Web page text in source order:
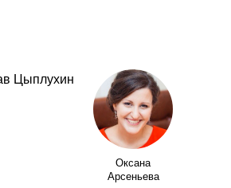
Оксана
Арсеньева